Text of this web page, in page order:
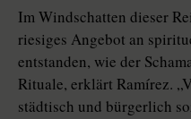
Im Windschatten dieser
riesiges Angebot an
entstanden, wie der
Rituale, erklärt Ramírez.
städtisch und bürgerlich